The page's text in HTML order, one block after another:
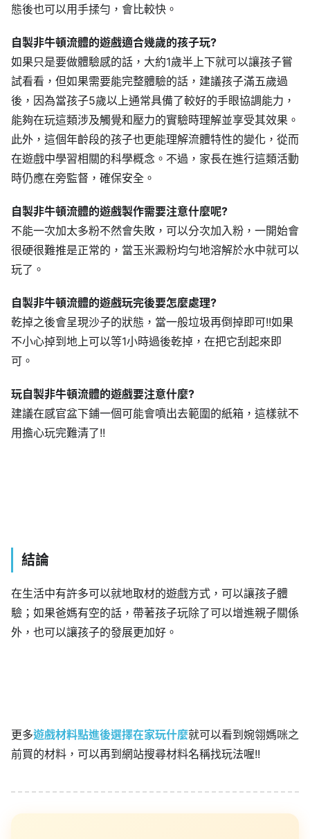
態後也可以用手揉勻，會比較快。
自製非牛頓流體的遊戲適合幾歲的孩子玩?
如果只是要做體驗感的話，大約1歲半上下就可以讓孩子嘗
試看看，但如果需要能完整體驗的話，建議孩子滿五歲過
後，因為當孩子5歲以上通常具備了較好的手眼協調能力，
能夠在玩這類涉及觸覺和壓力的實驗時理解並享受其效果。
此外，這個年齡段的孩子也更能理解流體特性的變化，從而
在遊戲中學習相關的科學概念。不過，家長在進行這類活動
時仍應在旁監督，確保安全。
自製非牛頓流體的遊戲製作需要注意什麼呢?
不能一次加太多粉不然會失敗，可以分次加入粉，一開始會
很硬很難推是正常的，當玉米澱粉均勻地溶解於水中就可以
玩了。
自製非牛頓流體的遊戲玩完後要怎麼處理?
乾掉之後會呈現沙子的狀態，當一般垃圾再倒掉即可!!如果
不小心掉到地上可以等1小時過後乾掉，在把它刮起來即
可。
玩自製非牛頓流體的遊戲要注意什麼?
建議在感官盆下鋪一個可能會噴出去範圍的紙箱，這樣就不
用擔心玩完難清了!!
結論
在生活中有許多可以就地取材的遊戲方式，可以讓孩子體
驗；如果爸媽有空的話，帶著孩子玩除了可以增進親子關係
外，也可以讓孩子的發展更加好。
更多遊戲材料點進後選擇在家玩什麼就可以看到婉翎媽咪之
前買的材料，可以再到網站搜尋材料名稱找玩法喔!!